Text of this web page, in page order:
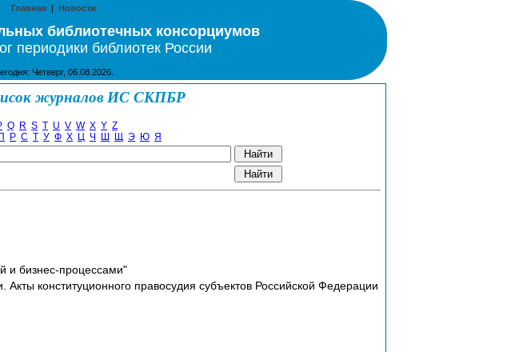
Главная | Новости
библиотечных консорциумов
периодики библиотек России
Четверг, 06.08.2026.
журналов ИС СКПБР
Q R S T U V W X Y Z
П Р С Т У Ф Х Ц Ч Ш Щ Э Ю Я
и бизнес-процессами"
конституционного правосудия субъектов Российской Федерации